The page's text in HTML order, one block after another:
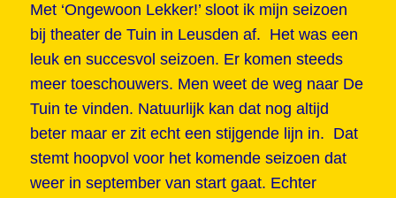
Met ‘Ongewoon Lekker!’ sloot ik mijn seizoen
bij theater de Tuin in Leusden af. Het was een
leuk en succesvol seizoen. Er komen steeds
meer toeschouwers. Men weet de weg naar De
Tuin te vinden. Natuurlijk kan dat nog altijd
beter maar er zit echt een stijgende lijn in. Dat
stemt hoopvol voor het komende seizoen dat
weer in september van start gaat. Echter